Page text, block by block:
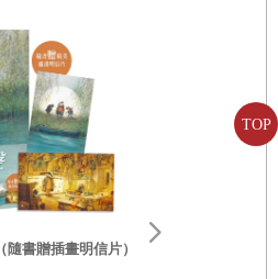
TOP
，在鄉村小學任教，婚後則與
起，羅蘭開始為《密蘇里鄉村
性對各種議題的見解。後來美國
羅蘭一家的經濟狀況，羅蘭的母
1928年去世，羅蘭一方面想寫下
也希望能增加收入來源，後來在
女兒當時已是頗有名氣的作
書贈插畫明信片）